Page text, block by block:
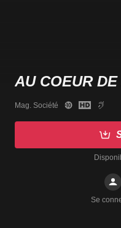
AU COEUR
Mag. Société
Se